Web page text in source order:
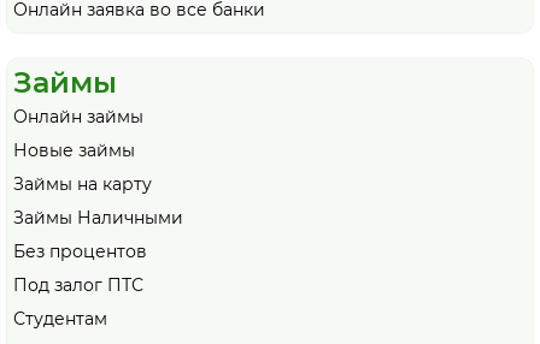
Онлайн заявка во все банки
Займы
Онлайн займы
Новые займы
Займы на карту
Займы Наличными
Без процентов
Под залог ПТС
Студентам